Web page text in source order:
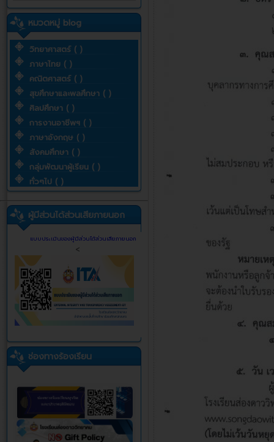
หมวดหมู่ blog
วิทยาศาสตร์ ( )
ภาษาไทย ( )
คณิตศาสตร์ ( )
สุขศึกษาและพลศึกษา ( )
ศิลปศึกษา ( )
การงานอาชีพฯ ( )
ภาษาอังกฤษ ( )
สังคมศึกษา ( )
กลุ่มพัฒนาผู้เรียน ( )
ทั่วๆไป ( )
ผู้มีส่วนได้ส่วนเสียภายนอก
แบบประเมินของผู้มีส่วนได้ส่วนเสียภายนอก
<
ช่องทางร้องเรียน